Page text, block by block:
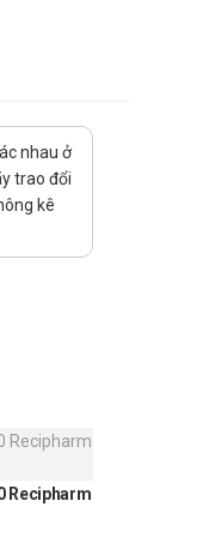
nhau ở
trao đổi
kê
Recipharm